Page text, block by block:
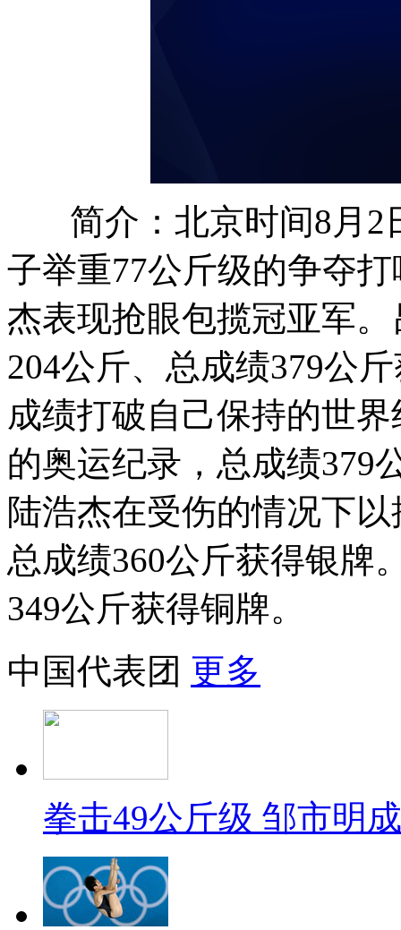
简介：北京时间8月2
子举重77公斤级的争夺
杰表现抢眼包揽冠亚军
204公斤、总成绩379公
成绩打破自己保持的世
的奥运纪录，总成绩379
陆浩杰在受伤的情况下
总成绩360公斤获得银牌
349公斤获得铜牌。
中国代表团 更多
拳击49公斤级 邹市明